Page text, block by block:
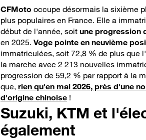
CFMoto occupe désormais la sixième
plus populaires en France. Elle a
début de l'année, soit une progression
en 2025. Voge pointe en neuvième
immatriculées, soit 72,8 % de plus que
la marche avec 2 213 nouvelles
progression de 59,2 % par rapport à la
que, rien qu'en mai 2026, près d'une
d'origine chinoise !
Suzuki, KTM et
également